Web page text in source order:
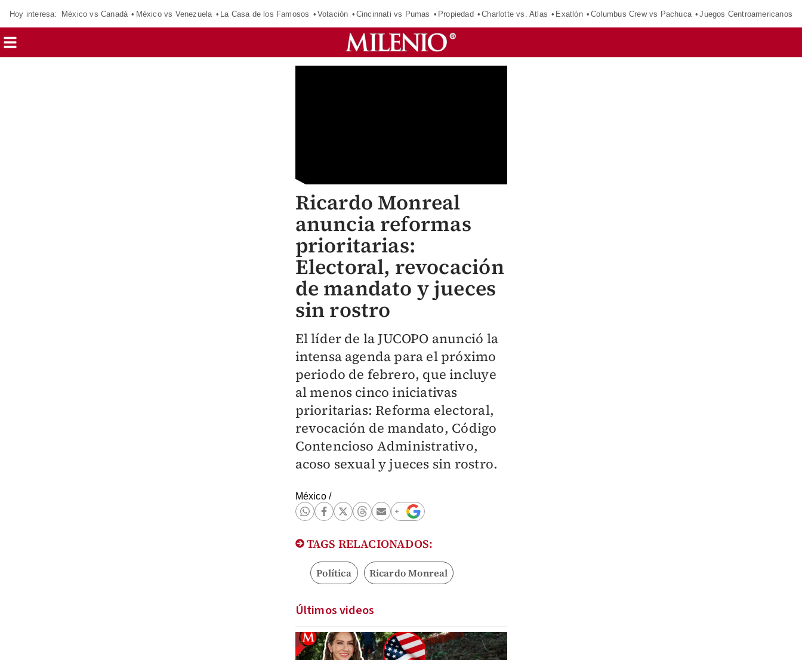
Hoy interesa: México vs Canadá México vs Venezuela La Casa de los Famosos Votación Cincinnati vs Pumas Propiedad Charlotte vs. Atlas Exatlón Columbus Crew vs Pachuca Juegos Centroamericanos
Ricardo Monreal
anuncia reformas
prioritarias:
Electoral, revocación
de mandato y jueces
sin rostro
El líder de la JUCOPO anunció la
intensa agenda para el próximo
periodo de febrero, que incluye
al menos cinco iniciativas
prioritarias: Reforma electoral,
revocación de mandato, Código
Contencioso Administrativo,
acoso sexual y jueces sin rostro.
México/
TAGS RELACIONADOS:
Política Ricardo Monreal
Últimos videos